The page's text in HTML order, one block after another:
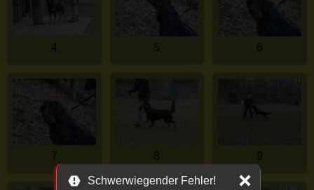
4 5 6
7 8 9
Schwerwiegender Fehler!